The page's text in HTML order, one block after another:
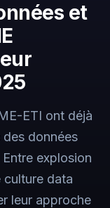
et
ETI ont déjà
données
explosion
culture data
leur approche